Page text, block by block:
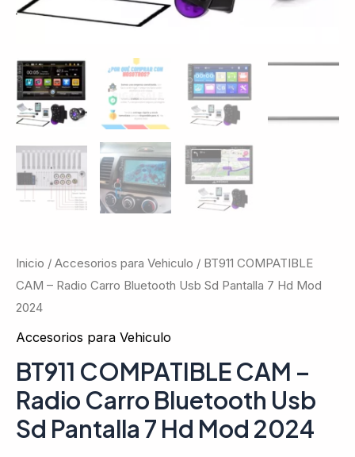
Inicio / Accesorios para Vehiculo / BT911 COMPATIBLE
CAM – Radio Carro Bluetooth Usb Sd Pantalla 7 Hd Mod
2024
Accesorios para Vehiculo
BT911 COMPATIBLE CAM –
Radio Carro Bluetooth Usb
Sd Pantalla 7 Hd Mod 2024
Mod
cantidad